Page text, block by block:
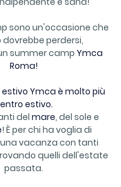
sono un'occasione che
dovrebbe perdersi,
summer campYmca
Roma!
Ymca è molto più
estivo.
del mare, del sole e
! È per chi ha voglia di
vacanza con tanti
quelli dell'estate
passata.